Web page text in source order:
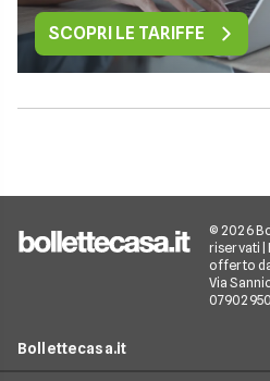
SCOPRI LE TARIFFE
© 2026
riservati |
offerto
Via
Bollettecasa.it